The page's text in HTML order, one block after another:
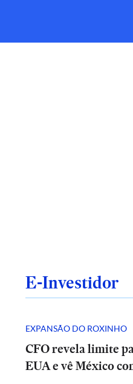
E-Investidor
EXPANSÃO DO ROXINHO
CFO revela limite
EUA e vê México